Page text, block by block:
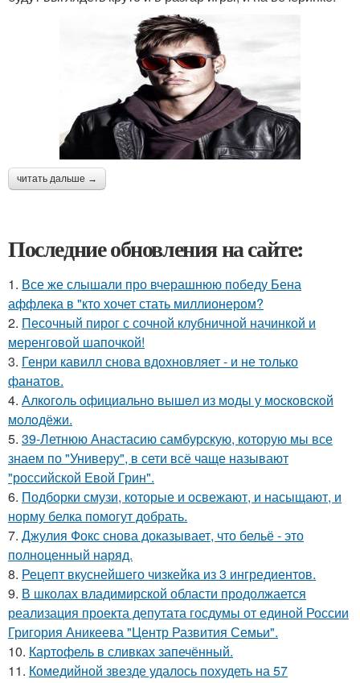
читать дальше →
Последние обновления на сайте:
1. Все же слышали про вчерашнюю победу Бена
аффлека в "кто хочет стать миллионером?
2. Песочный пирог с сочной клубничной начинкой и
меренговой шапочкой!
3. Генри кавилл снова вдохновляет - и не только
фанатов.
4. Алкoгoль oфициaльнo вышeл из мoды у мocкoвcкoй
мoлoдёжи.
5. 39-Летнюю Анастасию самбурскую, которую мы все
знаем по "Универу", в сети всё чаще называют
"российской Евой Грин".
6. Подборки смузи, которые и освежают, и насыщают, и
норму белка помогут добрать.
7. Джулия Фокс снова доказывает, что бельё - это
полноценный наряд.
8. Рецепт вкуснейшего чизкейка из 3 ингредиентов.
9. В школах владимирской области продолжается
реализация проекта депутата госдумы от единой России
Григория Аникеева "Центр Развития Семьи".
10. Картофель в сливках запечённый.
11. Комедийной звезде удалось похудеть на 57